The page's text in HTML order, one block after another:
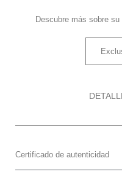
Descubre más sobre
Certificado de autenticidad